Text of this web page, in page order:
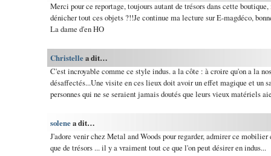
Merci pour ce reportage, toujours autant de trésors dans cette
dénicher tout ces objets ?!!Je continue ma lecture sur E-magdéco,
La dame d'en HO
Christellea dit…
C'est incroyable comme ce style indus. a la côte : à croire qu'on a la
désaffectés...Une visite en ces lieux doit avoir un effet magique et un
personnes qui ne se seraient jamais doutés que leurs vieux matériels
solenea dit…
J'adore venir chez Metal and Woods pour regarder, admirer ce
que de trésors ... il y a vraiment tout ce que l'on peut désirer en indus...